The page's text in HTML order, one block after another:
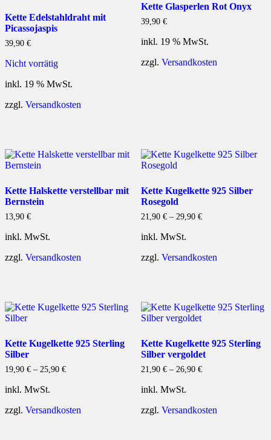
Kette Edelstahldraht mit
Picassojaspis
39,90 €
Nicht vorrätig
inkl. 19 % MwSt.
zzgl. Versandkosten
Kette Glasperlen Rot Onyx
39,90 €
inkl. 19 % MwSt.
zzgl. Versandkosten
Kette Halskette verstellbar mit
Bernstein
13,90 €
inkl. MwSt.
zzgl. Versandkosten
Kette Kugelkette 925 Silber
Rosegold
21,90 €– 29,90 €
inkl. MwSt.
zzgl. Versandkosten
Kette Kugelkette 925 Sterling
Silber
19,90 € – 25,90 €
inkl. MwSt.
zzgl. Versandkosten
Kette Kugelkette 925 Sterling
Silber vergoldet
21,90 €– 26,90 €
inkl. MwSt.
zzgl. Versandkosten